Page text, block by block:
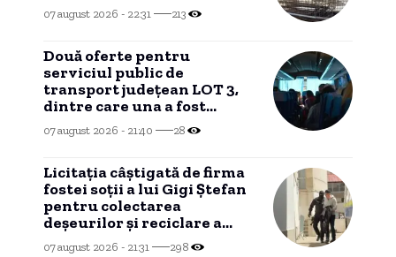
07 august 2026 - 22:31 213
Două oferte pentru
serviciul public de
transport județean LOT 3,
dintre care una a fost
declarată INADMISIBILĂ
07 august 2026 - 21:40 28
Licitația câștigată de firma
fostei soții a lui Gigi Ștefan
pentru colectarea
deșeurilor și reciclare a
ajuns în instanță
07 august 2026 - 21:31 298